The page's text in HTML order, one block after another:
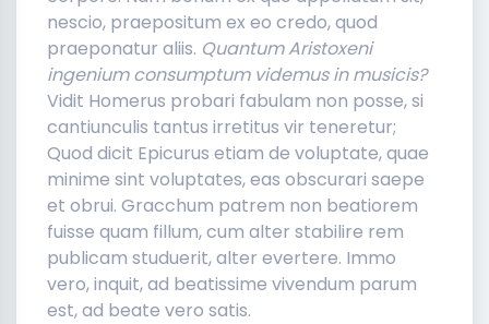
nescio, praepositum ex eo credo, quod
praeponatur aliis. Quantum Aristoxeni
ingenium consumptum videmus in musicis?
Vidit Homerus probari fabulam non posse, si
cantiunculis tantus irretitus vir teneretur;
Quod dicit Epicurus etiam de voluptate, quae
minime sint voluptates, eas obscurari saepe
et obrui. Gracchum patrem non beatiorem
fuisse quam fillum, cum alter stabilire rem
publicam studuerit, alter evertere. Immo
vero, inquit, ad beatissime vivendum parum
est, ad beate vero satis.